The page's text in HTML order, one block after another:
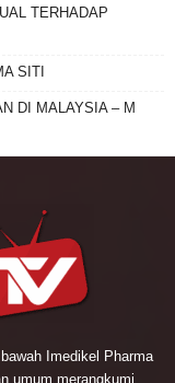
TERHADAP
SITI
DI MALAYSIA – M
Imedikel Pharma
umum merangkumi